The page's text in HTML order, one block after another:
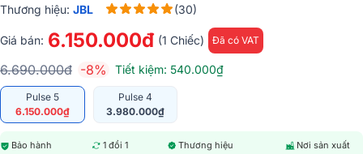
Thương hiệu: JBL (30)
Giá bán: 6.150.000đ (1 Chiếc) Đã có VAT
6.690.000đ -8% Tiết kiệm: 540.000₫
Pulse 5
6.150.000₫
Pulse 4
3.980.000₫
Bảo hành 1 đổi 1 Thương hiệu Nơi sản xuất